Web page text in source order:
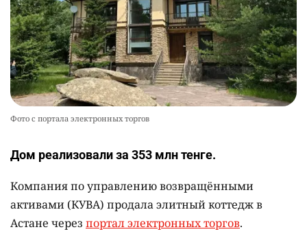
Фото с портала электронных торгов
Дом реализовали за 353 млн тенге.
Компания по управлению возвращёнными
активами (КУВА) продала элитный коттедж в
Астане через портал электронных торгов.